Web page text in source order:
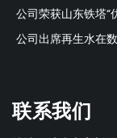
公司荣获山东铁塔“
公司出席再生水在
联系我们